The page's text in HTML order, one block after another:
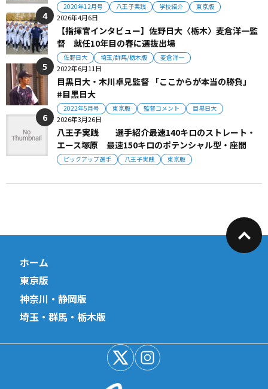
2020年12月号 八王子実践 学校紹介 東京版
2026年4月6日
【指揮官インタビュー】佐野日大〈栃木〉麦倉洋一監
督 就任10年目の春に選抜出場
佐野日大 埼玉/群馬/栃木版 麦倉洋一
2022年6月11日
目黒日大・木川卓見監督 「ここからが本当の勝負」
#目黒日大
2022年5月号 東京版 監督コメント 目黒日大
2026年3月26日
八王子実践 選手紹介最速140キロのストレート・
エース塚原 最速150キロのポテンシャル型・座間
ピックアップ選手 八王子実践 東京版
ホーム
東京版
神奈川・静岡版
埼玉・群馬・栃木版